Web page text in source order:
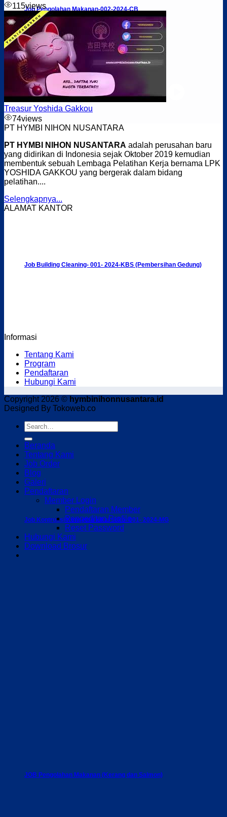
Job Pengolahan Makanan-002-2024-CB
Job Building Cleaning- 001- 2024-KBS (Pembersihan Gedung)
Job Kontruksi Kensetsu kikai seko- 001- 2024-MG
JOB Pengolahan Makanan (Kerang dan Salmon)
115views
Treasur Yoshida Gakkou
74views
PT HYMBI NIHON NUSANTARA
PT HYMBI NIHON NUSANTARA adalah perusahan baru
yang didirikan di Indonesia sejak Oktober 2019 kemudian
membentuk sebuah Lembaga Pelatihan Kerja bernama LPK
YOSHIDA GAKKOU yang bergerak dalam bidang
pelatihan....
Selengkapnya...
ALAMAT KANTOR
Informasi
Tentang Kami
Program
Pendaftaran
Hubungi Kami
Copyright 2026 © hymbinihonnusantara.id
Designed By Tokoweb.co
Beranda
Tentang Kami
Job Order
Blog
Galeri
Pendaftaran
Member Login
Pendaftaran Member
Pengeditan Profile
Reset Password
Hubungi Kami
Download Brosur